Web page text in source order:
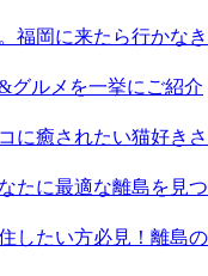
福岡に来たら行かなき
グルメを一挙にご紹介
に癒されたい猫好きさ
たに最適な離島を見つ
したい方必見！離島の